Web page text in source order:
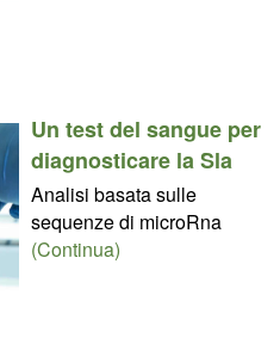
Un test del sangue per
diagnosticare la Sla
Analisi basata sulle
sequenze di microRna
(Continua)